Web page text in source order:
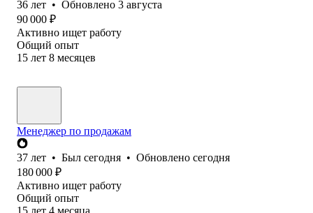
36 лет • Обновлено 3 августа
90 000 ₽
Активно ищет работу
Общий опыт
15 лет 8 месяцев
Менеджер по продажам
37 лет • Был сегодня • Обновлено сегодня
180 000 ₽
Активно ищет работу
Общий опыт
15 лет 4 месяца